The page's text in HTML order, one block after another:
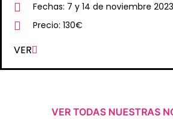
Fechas: 7 y 14 de noviembre 2023
Precio: 130€
VER
VER TODAS NUESTRAS